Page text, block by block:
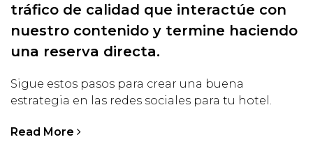
tráfico de calidad que interactúe con
nuestro contenido y termine haciendo
una reserva directa.
Sigue estos pasos para crear una buena
estrategia en las redes sociales para tu hotel.
Read More